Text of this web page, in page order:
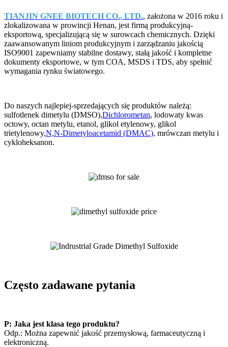
TIANJIN GNEE BIOTECH CO., LTD., założona w 2016 roku i
zlokalizowana w prowincji Henan, jest firmą produkcyjną-
eksportową, specjalizującą się w surowcach chemicznych. Dzięki
zaawansowanym liniom produkcyjnym i zarządzaniu jakością
ISO9001 zapewniamy stabilne dostawy, stałą jakość i kompletne
dokumenty eksportowe, w tym COA, MSDS i TDS, aby spełnić
wymagania rynku światowego.
Do naszych najlepiej-sprzedających się produktów należą:
sulfotlenek dimetylu (DMSO),Dichlorometan, lodowaty kwas
octowy, octan metylu, etanol, glikol etylenowy, glikol
trietylenowy,N,N-Dimetyloacetamid (DMAC), mrówczan metylu i
cykloheksanon.
Często zadawane pytania
P: Jaka jest klasa tego produktu?
Odp.: Można zapewnić jakość przemysłową, farmaceutyczną i
elektroniczną.